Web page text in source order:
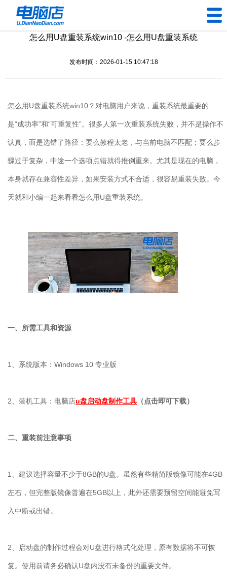
U盘工具
装机问题
电脑问题
怎么用U盘重装系统win10 -怎么用U盘重装系统
发布时间：2026-01-15 10:47:18
怎么用U盘重装系统win10 ？对电脑用户来说，重装系统最重要的
是“成功率”和“可重复性”。很多人第一次重装系统失败，并不是操作不
认真，而是选错了路径：要么教程太老，与当前电脑不匹配；要么步
骤过于复杂，中途一个选项点错就得推倒重来。尤其是现在的电脑，
本身就存在兼容性差异，如果安装方式不合适，很容易重装失败。今
天就和小编一起来看看怎么用U盘重装系统。
一、所需工具和资源
1 、系统版本： Windows 10 专业版
2 、装机工具：电脑店u盘启动盘制作工具 （点击即可下载）
二、重装前注意事项
1 、建议选择容量不少于8GB的U盘。虽然有些精简版镜像可能在4GB
左右，但完整版镜像普遍在5GB以上，此外还需要预留空间能避免写
入中断或出错。
2 、启动盘的制作过程会对U盘进行格式化处理，原有数据将不可恢
复。使用前请务必确认U盘内没有未备份的重要文件。